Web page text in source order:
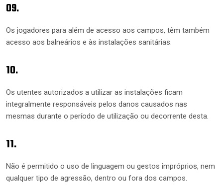
09.
Os jogadores para além de acesso aos campos, têm também
acesso aos balneários e às instalações sanitárias.
10.
Os utentes autorizados a utilizar as instalações ficam
integralmente responsáveis pelos danos causados nas
mesmas durante o período de utilização ou decorrente desta.
11.
Não é permitido o uso de linguagem ou gestos impróprios, nem
qualquer tipo de agressão, dentro ou fora dos campos.